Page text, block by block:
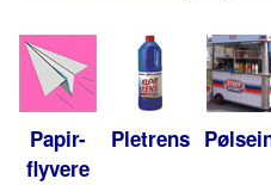
Papir-
flyvere
Pletrens